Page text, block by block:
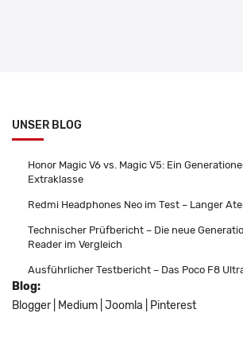
UNSER BLOG
Honor Magic V6 vs. Magic V5: Ein
Extraklasse
Redmi Headphones Neo im Test – Langer
Technischer Prüfbericht – Die neue
Reader im Vergleich
Ausführlicher Testbericht – Das Poco F8
Blog:
Blogger
Medium Joomla Pinterest